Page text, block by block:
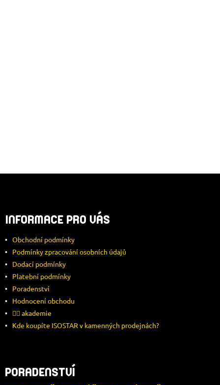
P
A
T
INFORMACE PRO VÁS
Obchodní podmínky
Podmínky zpracování osobních údajů
Dodací podmínky
Platební podmínky
Poradenství
Hodnocení obchodu
🚴‍♂️ akademie
Kde koupíte ISOSTAR v kamenných prodejnách?
PORADENSTVÍ